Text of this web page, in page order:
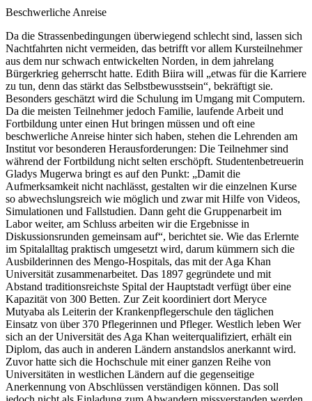
Beschwerliche Anreise
Da die Strassenbedingungen überwiegend schlecht sind, lassen sich
Nachtfahrten nicht vermeiden, das betrifft vor allem Kursteilnehmer
aus dem nur schwach entwickelten Norden, in dem jahrelang
Bürgerkrieg geherrscht hatte. Edith Biira will „etwas für die Karriere
zu tun, denn das stärkt das Selbstbewusstsein“, bekräftigt sie.
Besonders geschätzt wird die Schulung im Umgang mit Computern.
Da die meisten Teilnehmer jedoch Familie, laufende Arbeit und
Fortbildung unter einen Hut bringen müssen und oft eine
beschwerliche Anreise hinter sich haben, stehen die Lehrenden am
Institut vor besonderen Herausforderungen: Die Teilnehmer sind
während der Fortbildung nicht selten erschöpft. Studentenbetreuerin
Gladys Mugerwa bringt es auf den Punkt: „Damit die
Aufmerksamkeit nicht nachlässt, gestalten wir die einzelnen Kurse
so abwechslungsreich wie möglich und zwar mit Hilfe von Videos,
Simulationen und Fallstudien. Dann geht die Gruppenarbeit im
Labor weiter, am Schluss arbeiten wir die Ergebnisse in
Diskussionsrunden gemeinsam auf“, berichtet sie. Wie das Erlernte
im Spitalalltag praktisch umgesetzt wird, darum kümmern sich die
Ausbilderinnen des Mengo-Hospitals, das mit der Aga Khan
Universität zusammenarbeitet. Das 1897 gegründete und mit
Abstand traditionsreichste Spital der Hauptstadt verfügt über eine
Kapazität von 300 Betten. Zur Zeit koordiniert dort Meryce
Mutyaba als Leiterin der Krankenpflegerschule den täglichen
Einsatz von über 370 Pflegerinnen und Pfleger. Westlich leben Wer
sich an der Universität des Aga Khan weiterqualifiziert, erhält ein
Diplom, das auch in anderen Ländern anstandslos anerkannt wird.
Zuvor hatte sich die Hochschule mit einer ganzen Reihe von
Universitäten in westlichen Ländern auf die gegenseitige
Anerkennung von Abschlüssen verständigen können. Das soll